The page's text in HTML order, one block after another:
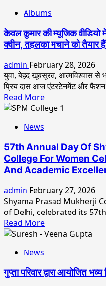
Albums
केवल कुमार की म्यूजिक वीडियो
क्वीन, तहलका मचाने को तैयार
admin February 28, 2026
युवा, बेहद खूबसूरत, आत्मविश्वास से
प्रिय दास आज एंटरटेनमेंट और
Read MoreRead
more
की
म्यूजिक
वीडियो
प्रिय
दास
कोलकाता
की
ग्लैम
मचाने
News
57th Annual Day Of
College For Women
And Academic
admin February 27, 2026
Shyama Prasad Mukherji
of Delhi, celebrated its
Read MoreRead
more
Annual
Day
News
गुप्ता परिवार द्वारा आयोजित